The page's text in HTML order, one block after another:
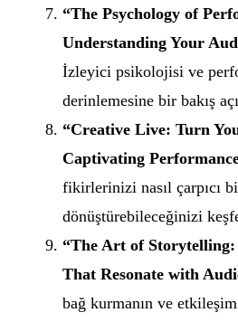
“The Psychology of
Understanding Your
İzleyici psikolojisi ve
derinlemesine bir bakış
“Creative Live: Turn
Captivating
fikirlerinizi nasıl çarpıcı
dönüştürebileceğinizi
“The Art of
That Resonate with
bağ kurmanın ve